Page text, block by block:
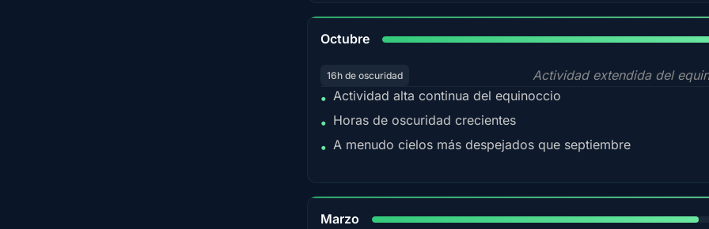
Octubre
16h de oscuridad
Actividad extendida del
• Actividad alta continua del equinoccio
• Horas de oscuridad crecientes
• A menudo cielos más despejados que septiembre
Marzo